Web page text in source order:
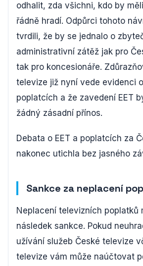
odhalit, zda všichni, kdo by
řádně hradí. Odpůrci tohoto
tvrdili, že by se jednalo o
administrativní zátěž jak pro
tak pro koncesionáře.
televize již nyní vede evidenci
poplatcích a že zavedení EET
žádný zásadní přínos.
Debata o EET a poplatcích za
nakonec utichla bez jasného
Sankce za neplacení
Neplacení televizních poplatků
následek sankce. Pokud
užívání služeb České televize
televize vám může naúčtovat